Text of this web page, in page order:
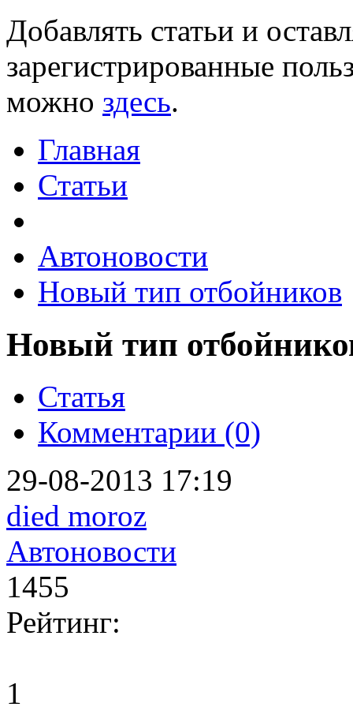
Добавлять статьи и
зарегистрированные
можно здесь.
Главная
Статьи
Автоновости
Новый тип отбойников
Новый тип
Статья
Комментарии (0)
29-08-2013 17:19
died moroz
Автоновости
1455
Рейтинг:
1